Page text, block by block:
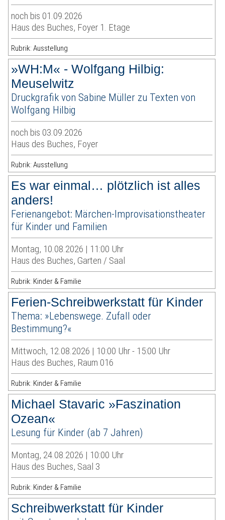
noch bis 01.09.2026
Haus des Buches, Foyer 1. Etage
Rubrik: Ausstellung
»WH:M« - Wolfgang Hilbig:
Meuselwitz
Druckgrafik von Sabine Müller zu Texten von
Wolfgang Hilbig
noch bis 03.09.2026
Haus des Buches, Foyer
Rubrik: Ausstellung
Es war einmal… plötzlich ist alles
anders!
Ferienangebot: Märchen-Improvisationstheater
für Kinder und Familien
Montag, 10.08.2026 | 11:00 Uhr
Haus des Buches, Garten / Saal
Rubrik: Kinder & Familie
Ferien-Schreibwerkstatt für Kinder
Thema: »Lebenswege. Zufall oder
Bestimmung?«
Mittwoch, 12.08.2026 | 10:00 Uhr - 15:00 Uhr
Haus des Buches, Raum 016
Rubrik: Kinder & Familie
Michael Stavaric »Faszination
Ozean«
Lesung für Kinder (ab 7 Jahren)
Montag, 24.08.2026 | 10:00 Uhr
Haus des Buches, Saal 3
Rubrik: Kinder & Familie
Schreibwerkstatt für Kinder